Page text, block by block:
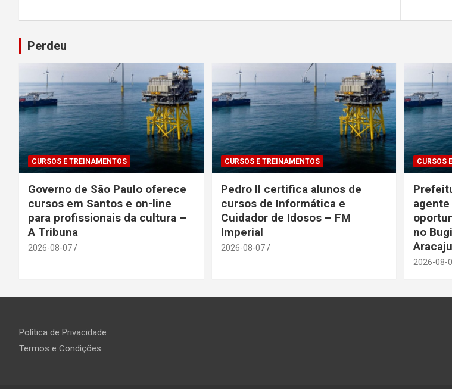
Post
Perdeu
CURSOS E TREINAMENTOS
Governo de São Paulo oferece
cursos em Santos e on-line
para profissionais da cultura –
A Tribuna
2026-08-07
CURSOS E TREINAMENTOS
Pedro II certifica alunos de
cursos de Informática e
Cuidador de Idosos – FM
Imperial
2026-08-07
CURSOS
no
Aracaju
2026-08-
Política de Privacidade
Termos e Condições